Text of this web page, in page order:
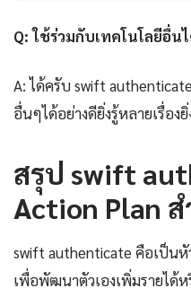
Q: ใช้ร่วมกับเทคโนโลยีอื่น
A: ได้ครับ swift
อื่นๆได้อย่างดียิ่งรู้หลายเรื่อง
สรุป swift
Action Plan
swift authenticate คือเป็นหั
เพื่อพัฒนาตัวเองเพิ่มรายได้